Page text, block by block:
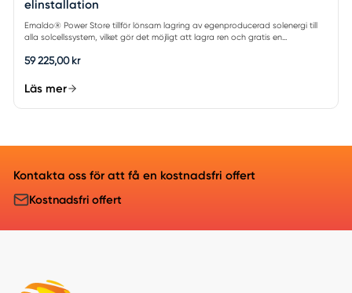
elinstallation
Emaldo® Power Store tillför lönsam lagring av egenproducerad solenergi till
alla solcellssystem, vilket gör det möjligt att lagra ren och gratis en...
59 225,00 kr
Läs mer
Kontakta oss för att få en kostnadsfri offert
Kostnadsfri offert